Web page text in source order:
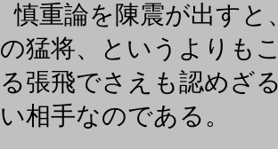
慎重論を陳震が出すと
の猛将、というよりも
る張飛でさえも認めざ
い相手なのである。